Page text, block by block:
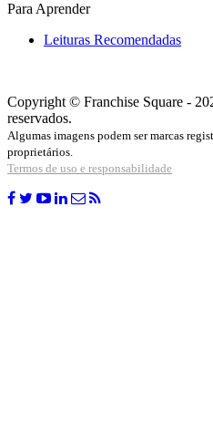
Para Aprender
Leituras Recomendadas
Copyright © Franchise Square -
reservados.
Algumas imagens podem ser marcas
proprietários.
Termos de uso e responsabilidade